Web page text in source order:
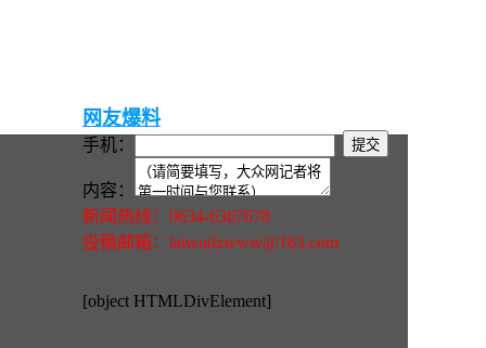
网友爆料
手机：
内容：
新闻热线：0634-6367678
投稿邮箱：laiwudzwww@163.com
[object HTMLDivElement]